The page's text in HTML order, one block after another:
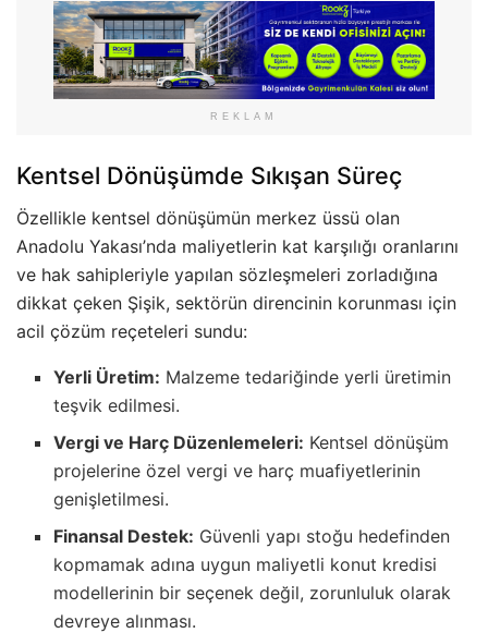
REKLAM
Kentsel Dönüşümde Sıkışan Süreç
Özellikle kentsel dönüşümün merkez üssü olan
Anadolu Yakası’nda maliyetlerin kat karşılığı oranlarını
ve hak sahipleriyle yapılan sözleşmeleri zorladığına
dikkat çeken Şişik, sektörün direncinin korunması için
acil çözüm reçeteleri sundu:
Yerli Üretim: Malzeme tedariğinde yerli üretimin
teşvik edilmesi.
Vergi ve Harç Düzenlemeleri: Kentsel dönüşüm
projelerine özel vergi ve harç muafiyetlerinin
genişletilmesi.
Finansal Destek: Güvenli yapı stoğu hedefinden
kopmamak adına uygun maliyetli konut kredisi
modellerinin bir seçenek değil, zorunluluk olarak
devreye alınması.